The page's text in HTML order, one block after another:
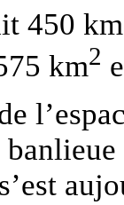
450 km
km2